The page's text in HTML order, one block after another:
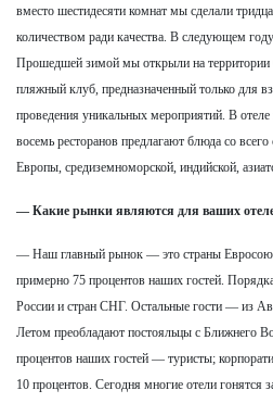
вместо шестидесяти комнат мы сделали
количеством ради качества. В следующем
Прошедшей зимой мы открыли на
пляжный клуб, предназначенный только для
проведения уникальных мероприятий. В
восемь ресторанов предлагают блюда со
Европы, средиземноморской, индийской,
— Какие рынки являются для ваших
— Наш главный рынок — это страны
примерно 75 процентов наших гостей.
России и стран СНГ. Остальные гости — из
Летом преобладают постояльцы с Ближнего
процентов наших гостей — туристы;
10 процентов. Сегодня многие отели гонятся